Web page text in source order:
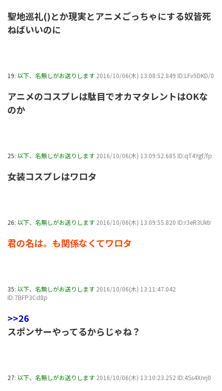
聖地巡礼()とか現実とアニメごっちゃにする奴皆死
ねばいいのに
19: 以下、名無しがお送りします 2016/10/06(木) 13:08:52.849 ID:LFv5DKD/0
アニメのコスプレは駄目でオカマタレントはOKな
のか
25: 以下、名無しがお送りします 2016/10/06(木) 13:09:52.685 ID:qT4Ygf/fp
女装コスプレはワロタ
26: 以下、名無しがお送りします 2016/10/06(木) 13:09:55.820 ID:r3eR3Uktr
君の名は。も関係なくてワロタ
35: 以下、名無しがお送りします 2016/10/06(木) 13:11:47.042
ID:7BFP3Cd8p
>>26
スポンサーやってるからじゃね？
27: 以下、名無しがお送りします 2016/10/06(木) 13:10:23.252 ID:4Ss4Xnrj0